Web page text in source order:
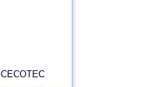
CECOTEC